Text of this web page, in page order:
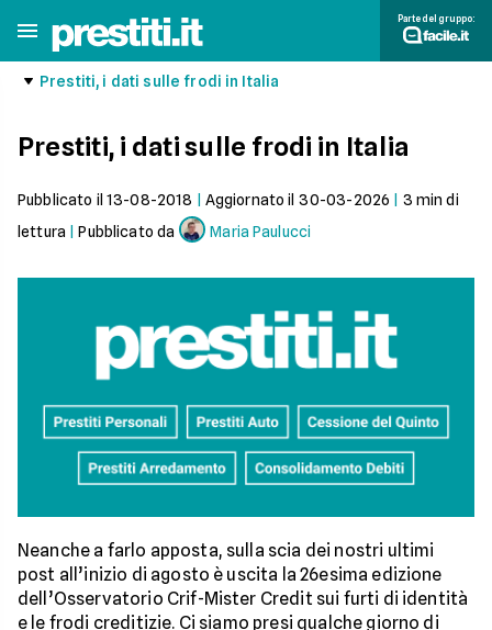
Parte del gruppo:
Prestiti, i dati sulle frodi in Italia
Prestiti, i dati sulle frodi in Italia
Pubblicato il 13-08-2018 Aggiornato il 30-03-2026 3 min di
lettura |Pubblicato da Maria Paulucci
Neanche a farlo apposta, sulla scia dei nostri ultimi
post all’inizio di agosto è uscita la 26esima edizione
dell’Osservatorio Crif-Mister Credit sui furti di identità
e le frodi creditizie. Ci siamo presi qualche giorno di